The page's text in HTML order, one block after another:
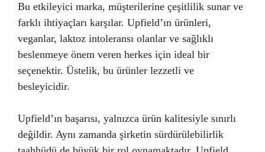
Bu etkileyici marka, müşterilerine çeşitlilik sunar ve
farklı ihtiyaçları karşılar. Upfield’ın ürünleri,
veganlar, laktoz intoleransı olanlar ve sağlıklı
beslenmeye önem veren herkes için ideal bir
seçenektir. Üstelik, bu ürünler lezzetli ve
besleyicidir.
Upfield’ın başarısı, yalnızca ürün kalitesiyle sınırlı
değildir. Aynı zamanda şirketin sürdürülebilirlik